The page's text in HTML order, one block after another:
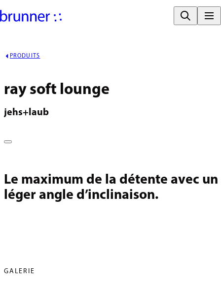
PRODUITS
ray soft lounge
jehs+laub
Le maximum de la détente avec un
léger angle d’inclinaison.
GALERIE